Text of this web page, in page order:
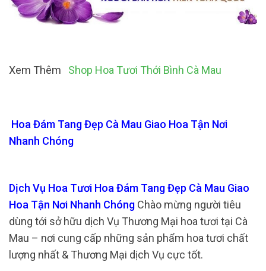
Xem Thêm Shop Hoa Tươi Thới Bình Cà Mau
Hoa Đám Tang Đẹp Cà Mau Giao Hoa Tận Nơi
Nhanh Chóng
Dịch Vụ Hoa Tươi Hoa Đám Tang Đẹp Cà Mau Giao
Hoa Tận Nơi Nhanh Chóng Chào mừng người tiêu
dùng tới sở hữu dịch Vụ Thương Mại hoa tươi tại Cà
Mau – nơi cung cấp những sản phẩm hoa tươi chất
lượng nhất & Thương Mại dịch Vụ cực tốt.